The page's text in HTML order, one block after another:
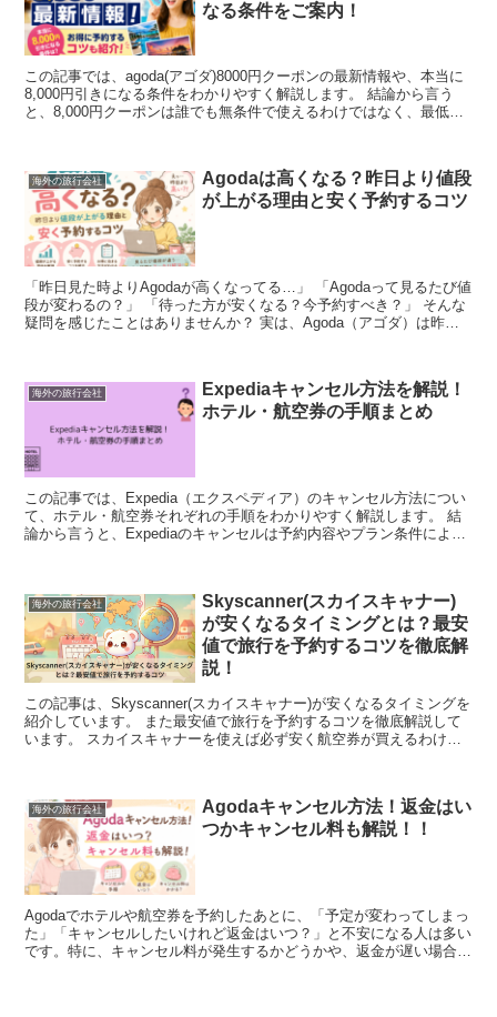
なる条件をご案内！
この記事では、agoda(アゴダ)8000円クーポンの最新情報や、本当に
8,000円引きになる条件をわかりやすく解説します。 結論から言う
と、8,000円クーポンは誰でも無条件で使えるわけではなく、最低利
海外の旅行会社
Agodaは高くなる？昨日より値段
が上がる理由と安く予約するコツ
「昨日見た時よりAgodaが高くなってる…」 「Agodaって見るたび値
段が変わるの？」 「待った方が安くなる？今予約すべき？」 そんな
疑問を感じたことはありませんか？ 実は、Agoda（アゴダ）は昨日
海外の旅行会社
Expediaキャンセル方法を解説！
ホテル・航空券の手順まとめ
この記事では、Expedia（エクスペディア）のキャンセル方法につい
て、ホテル・航空券それぞれの手順をわかりやすく解説します。 結
論から言うと、Expediaのキャンセルは予約内容やプラン条件によっ
海外の旅行会社
Skyscanner(スカイスキャナー)
が安くなるタイミングとは？最安
値で旅行を予約するコツを徹底解
説！
この記事は、Skyscanner(スカイスキャナー)が安くなるタイミングを
紹介しています。 また最安値で旅行を予約するコツを徹底解説して
います。 スカイスキャナーを使えば必ず安く航空券が買えるわけで
海外の旅行会社
Agodaキャンセル方法！返金はい
つかキャンセル料も解説！！
Agodaでホテルや航空券を予約したあとに、「予定が変わってしまっ
た」「キャンセルしたいけれど返金はいつ？」と不安になる人は多い
です。特に、キャンセル料が発生するかどうかや、返金が遅い場合の